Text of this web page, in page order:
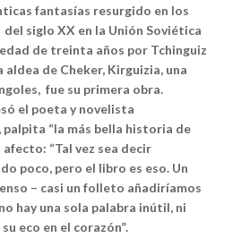
fantasías resurgido en los
siglo XX en la Unión Soviética
de treinta años por Tchinguiz
de Cheker, Kirguizia, una
fue su primera obra.
el poeta y novelista
, palpita “la más bella historia de
“Tal vez sea decir
poco, pero el libro es eso. Un
– casi un folleto añadiríamos
hay una sola palabra inútil, ni
eco en el corazón”.